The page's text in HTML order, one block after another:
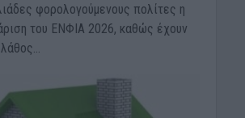
φορολογούμενους πολίτες η
του ΕΝΦΙΑ 2026, καθώς έχουν